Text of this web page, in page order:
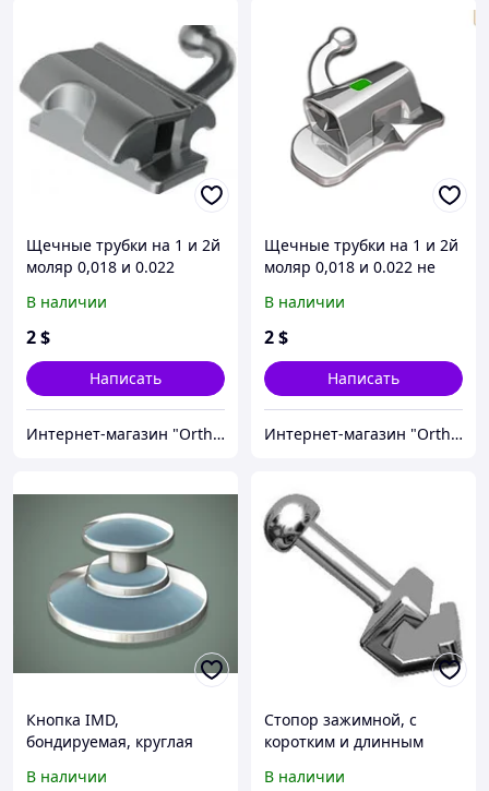
Щечные трубки на 1 и 2й
моляр 0,018 и 0.022
MBT
В наличии
2$
Написать
Интернет-магазин "OrthoWay"
Щечные трубки на 1 и 2й
моляр 0,018 и 0.022 не
Roth,MBT
В наличии
2$
Написать
Интернет-магазин "OrthoWay"
Кнопка IMD,
бондируемая, круглая
В наличии
Стопор зажимной, с
коротким и длинным
В наличии